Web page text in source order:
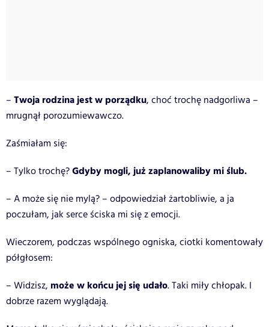
– Twoja rodzina jest w porządku, choć trochę nadgorliwa –
mrugnął porozumiewawczo.
Zaśmiałam się:
– Tylko trochę?Gdyby mogli, już zaplanowaliby mi ślub.
– A może się nie mylą? – odpowiedział żartobliwie, a ja
poczułam, jak serce ściska mi się z emocji.
Wieczorem, podczas wspólnego ogniska, ciotki komentowały
półgłosem:
– Widzisz, może w końcu jej się udało. Taki miły chłopak. I
dobrze razem wyglądają.